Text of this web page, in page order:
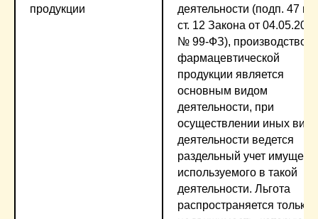
продукции
деятельности (подп. 47 п.
ст. 12 Закона от 04.05.2011
№ 99-ФЗ), производство
фармацевтической
продукции является
основным видом
деятельности, при
осуществлении иных
деятельности ведется
раздельный учет
используемого в такой
деятельности. Льгота
распространяется только